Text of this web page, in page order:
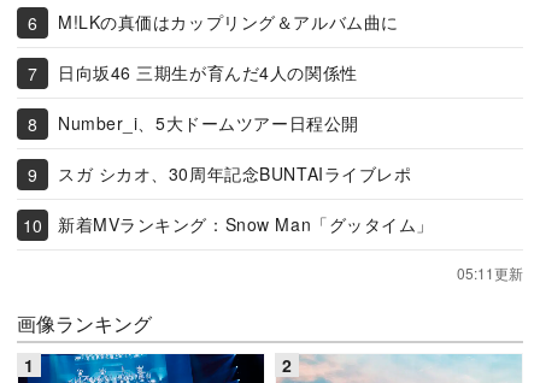
M!LKの真価はカップリング＆アルバム曲に
日向坂46 三期生が育んだ4人の関係性
Number_i、5大ドームツアー日程公開
スガ シカオ、30周年記念BUNTAIライブレポ
新着MVランキング：Snow Man「グッタイム」
05:11更新
画像ランキング